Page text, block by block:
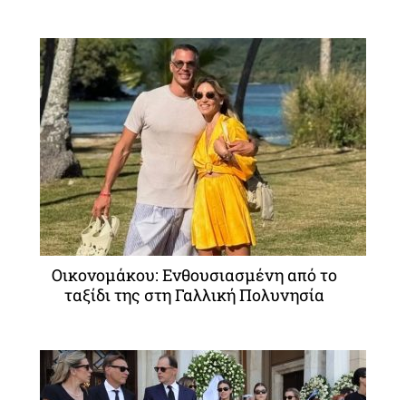
Οικονομάκου: Ενθουσιασμένη από το
ταξίδι της στη Γαλλική Πολυνησία